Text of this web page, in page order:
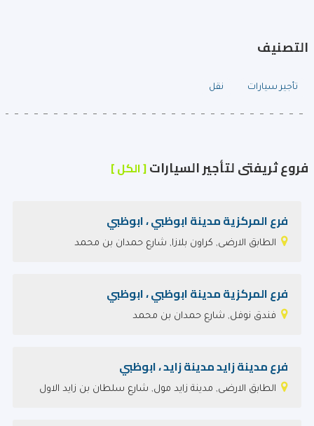
التصنيف
تأجير سيارات نقل
فروع ثريفتى لتأجير السيارات[ الكل ]
فرع المركزية مدينة ابوظبي ، ابوظبي
الطابق الارضى, كراون بلازا, شارع حمدان بن محمد
فرع المركزية مدينة ابوظبي ، ابوظبي
فندق نوفل, شارع حمدان بن محمد
فرع مدينة زايد مدينة زايد ، ابوظبي
الطابق الارضى, مدينة زايد مول, شارع سلطان بن زايد الاول